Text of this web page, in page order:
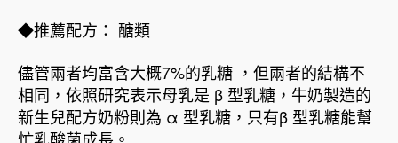
◆推薦配方： 醣類
儘管兩者均富含大概7%的乳糖 ，但兩者的結構不
相同，依照研究表示母乳是 β 型乳糖，牛奶製造的
新生兒配方奶粉則為 α 型乳糖，只有β 型乳糖能幫
忙乳酸菌成長。